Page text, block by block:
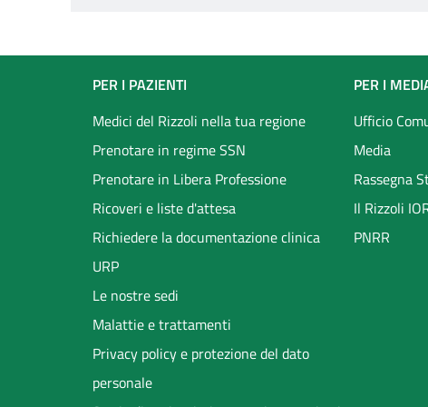
Footer
menu
PER I PAZIENTI
Medici del Rizzoli nella tua regione
Prenotare in regime SSN
Prenotare in Libera Professione
Ricoveri e liste d'attesa
Richiedere la documentazione clinica
URP
Le nostre sedi
Malattie e trattamenti
Privacy policy e protezione del dato
personale
PER I
Ufficio
Media
Rassegna
Il Rizzoli
PNRR